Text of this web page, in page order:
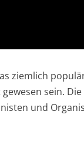
ziemlich
sein.
und